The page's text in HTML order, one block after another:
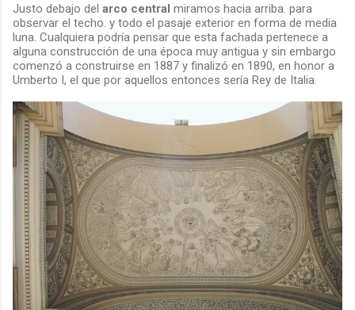
Justo debajo del arco central miramos hacia arriba. para
observar el techo. y todo el pasaje exterior en forma de media
luna. Cualquiera podría pensar que esta fachada pertenece a
alguna construcción de una época muy antigua y sin embargo
comenzó a construirse en 1887 y finalizó en 1890, en honor a
Umberto I, el que por aquellos entonces sería Rey de Italia.